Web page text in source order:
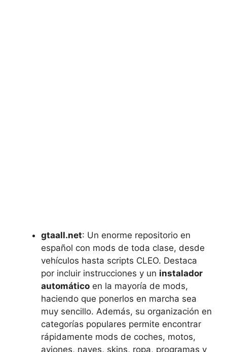
gtaall.net: Un enorme repositorio en
español con mods de toda clase, desde
vehículos hasta scripts CLEO. Destaca
por incluir instrucciones y un instalador
automático en la mayoría de mods,
haciendo que ponerlos en marcha sea
muy sencillo. Además, su organización en
categorías populares permite encontrar
rápidamente mods de coches, motos,
aviones, naves, skins, ropa, programas y